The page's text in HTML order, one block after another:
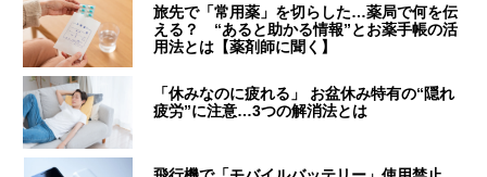
旅先で「常用薬」を切らした…薬局で何を伝
える？ “あると助かる情報”とお薬手帳の活
用法とは【薬剤師に聞く】
「休みなのに疲れる」 お盆休み特有の“隠れ
疲労”に注意…3つの解消法とは